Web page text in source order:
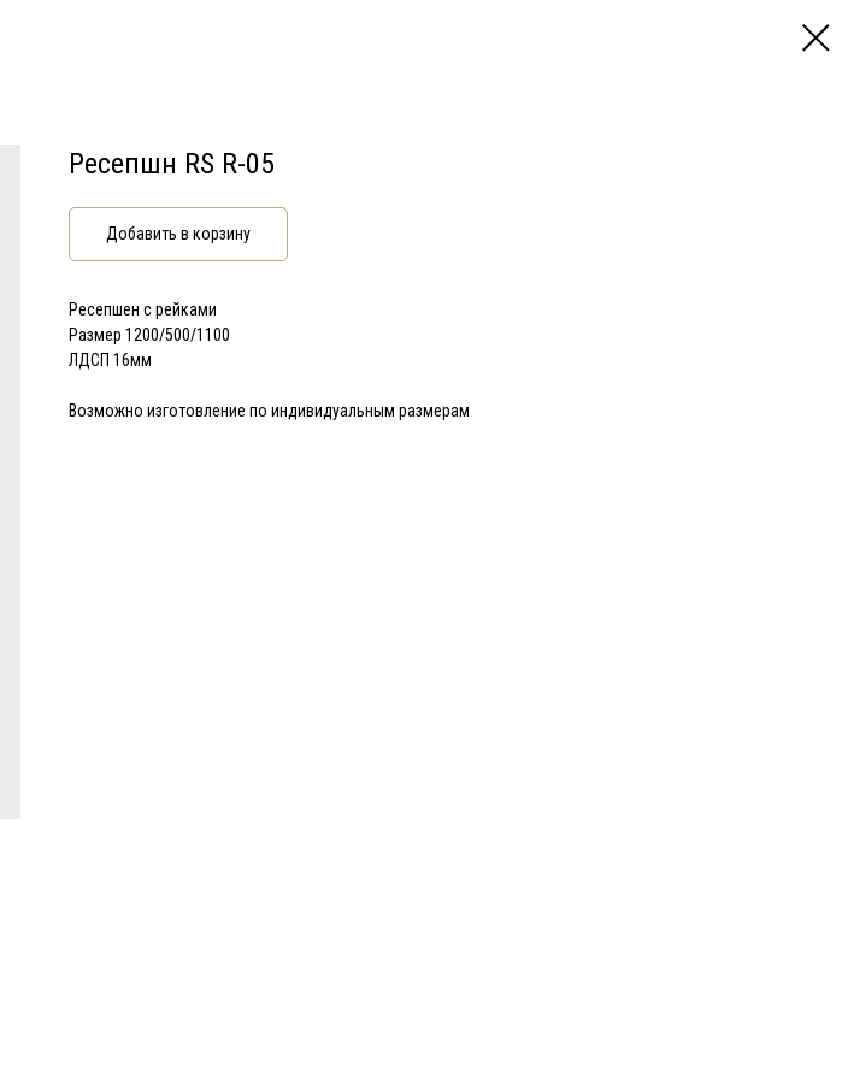
Ресепшн RS R-05
Добавить в корзину
Ресепшен с рейками
Размер 1200/500/1100
ЛДСП 16мм
Возможно изготовление по индивидуальным размерам